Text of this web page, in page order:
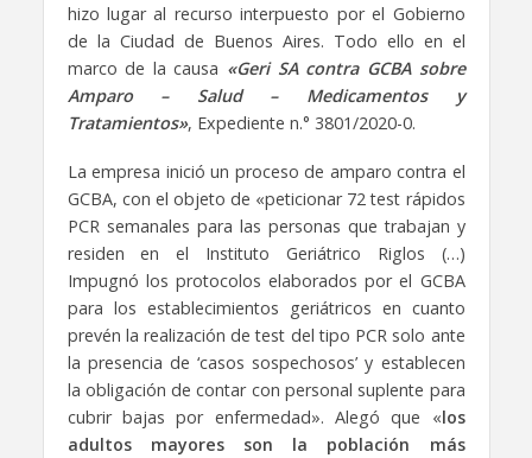
hizo lugar al recurso interpuesto por el Gobierno
de la Ciudad de Buenos Aires. Todo ello en el
marco de la causa «Geri SA contra GCBA sobre
Amparo – Salud – Medicamentos y
Tratamientos», Expediente n.° 3801/2020-0.
La empresa inició un proceso de amparo contra el
GCBA, con el objeto de «peticionar 72 test rápidos
PCR semanales para las personas que trabajan y
residen en el Instituto Geriátrico Riglos (…)
Impugnó los protocolos elaborados por el GCBA
para los establecimientos geriátricos en cuanto
prevén la realización de test del tipo PCR solo ante
la presencia de ‘casos sospechosos’ y establecen
la obligación de contar con personal suplente para
cubrir bajas por enfermedad». Alegó que «los
adultos mayores son la población más